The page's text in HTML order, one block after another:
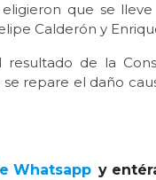
que se
Calderón y
resultado de la
repare el daño
Whatsapp y